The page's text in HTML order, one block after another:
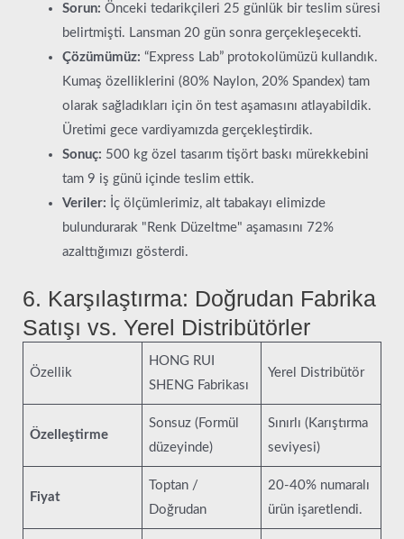
Sorun: Önceki tedarikçileri 25 günlük bir teslim süresi
belirtmişti. Lansman 20 gün sonra gerçekleşecekti.
Çözümümüz: “Express Lab” protokolümüzü kullandık.
Kumaş özelliklerini (80% Naylon, 20% Spandex) tam
olarak sağladıkları için ön test aşamasını atlayabildik.
Üretimi gece vardiyamızda gerçekleştirdik.
Sonuç: 500 kg özel tasarım tişört baskı mürekkebini
tam 9 iş günü içinde teslim ettik.
Veriler: İç ölçümlerimiz, alt tabakayı elimizde
bulundurarak "Renk Düzeltme" aşamasını 72%
azalttığımızı gösterdi.
6. Karşılaştırma: Doğrudan Fabrika
Satışı vs. Yerel Distribütörler
Özellik
HONG RUI
SHENG Fabrikası
Yerel Distribütör
Özelleştirme
Sonsuz (Formül
düzeyinde)
Sınırlı (Karıştırma
seviyesi)
Fiyat
Toptan /
Doğrudan
20-40% numaralı
ürün işaretlendi.